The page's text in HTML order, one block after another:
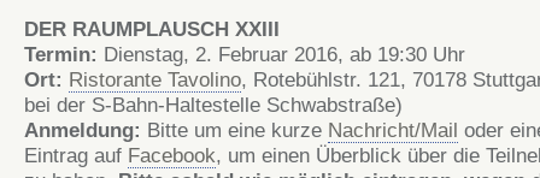
DER RAUMPLAUSCH XXIII
Termin: Dienstag, 2. Februar 2016, ab 19:30 Uhr
Ort: Ristorante Tavolino, Rotebühlstr. 121, 70178
bei der S-Bahn-Haltestelle Schwabstraße)
Anmeldung: Bitte um eine kurze Nachricht/Mail oder
Eintrag auf Facebook, um einen Überblick über die